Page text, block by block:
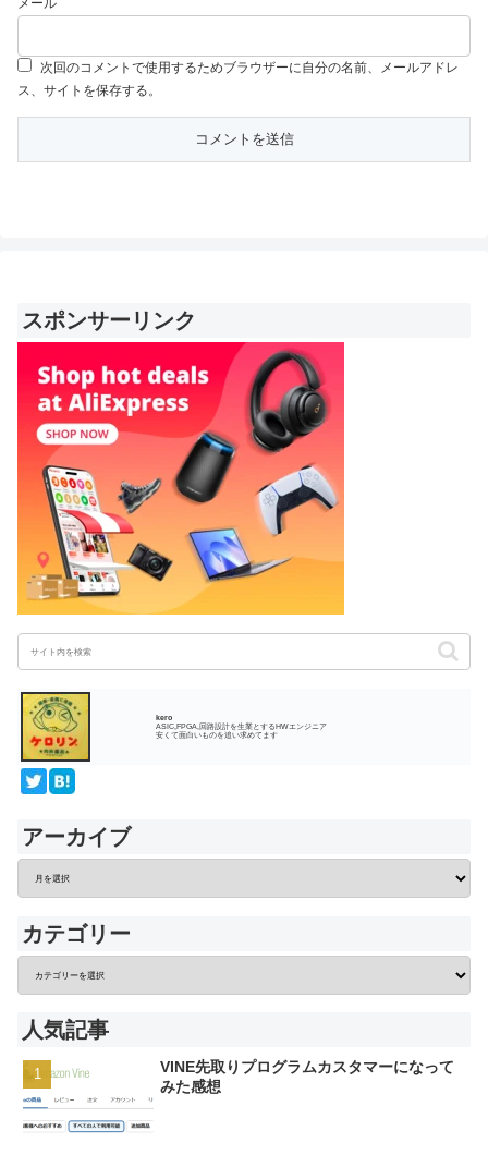
次回のコメントで使用するためブラウザーに自分の名前、メールアドレ
ス、サイトを保存する。
スポンサーリンク
kero
ASIC,FPGA,回路設計を生業とするHWエンジニア
安くて面白いものを追い求めてます
アーカイブ
カテゴリー
人気記事
VINE先取りプログラムカスタマーになって
みた感想